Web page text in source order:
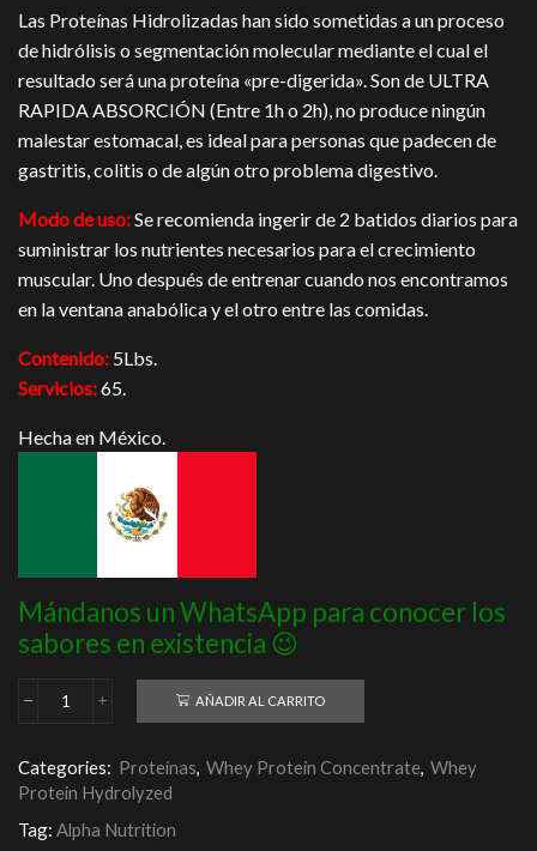
Las Proteínas Hidrolizadas han sido sometidas a un proceso
de hidrólisis o segmentación molecular mediante el cual el
resultado será una proteína «pre-digerida». Son de ULTRA
RAPIDA ABSORCIÓN (Entre 1h o 2h), no produce ningún
malestar estomacal, es ideal para personas que padecen de
gastritis, colitis o de algún otro problema digestivo.
Modo de uso:Se recomienda ingerir de 2 batidos diarios para
suministrar los nutrientes necesarios para el crecimiento
muscular. Uno después de entrenar cuando nos encontramos
en la ventana anabólica y el otro entre las comidas.
Contenido: 5Lbs.
Servicios:65.
Hecha en México.
Mándanos un WhatsApp para conocer los
sabores en existencia 😉
Alpha
5Lbs
cantidad
AÑADIR AL CARRITO
Categories: Proteínas, Whey Protein Concentrate, Whey
Protein Hydrolyzed
Tag: Alpha Nutrition